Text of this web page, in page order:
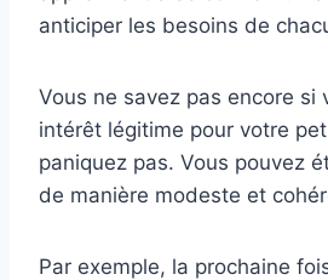
anticiper les besoins de
Vous ne savez pas encore si
intérêt légitime pour votre
paniquez pas. Vous pouvez
de manière modeste et
Par exemple, la prochaine